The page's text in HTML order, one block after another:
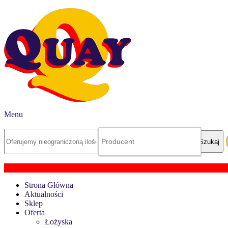
Menu
Strona Główna
Aktualności
Sklep
Oferta
Łożyska